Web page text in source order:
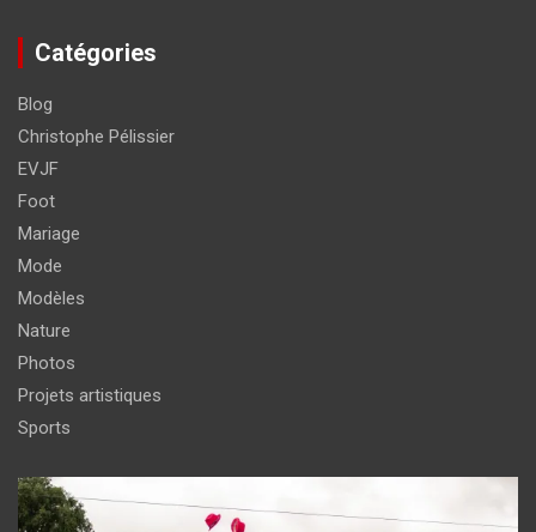
Catégories
Blog
Christophe Pélissier
EVJF
Foot
Mariage
Mode
Modèles
Nature
Photos
Projets artistiques
Sports